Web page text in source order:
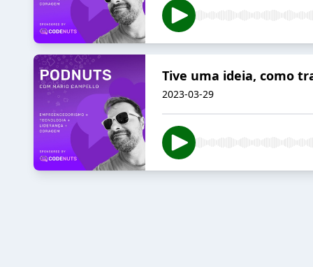
Tive uma ideia, como
2023-03-29